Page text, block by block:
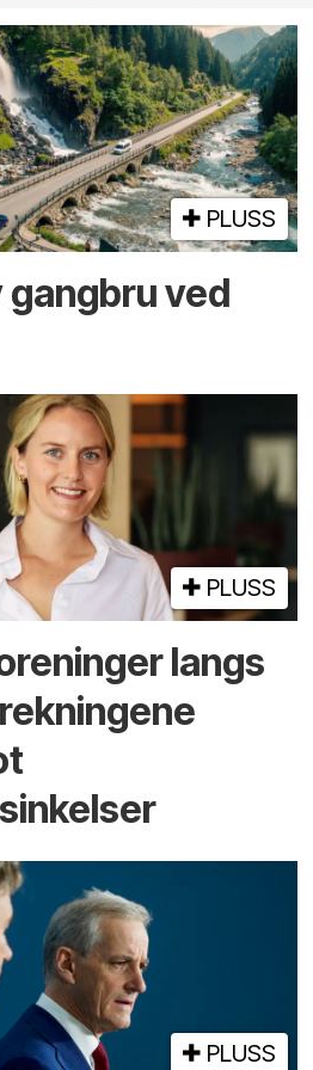
PLUSS
gangbru ved
PLUSS
langs
PLUSS